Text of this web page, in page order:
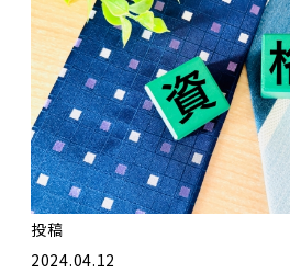
投稿
2024.04.12